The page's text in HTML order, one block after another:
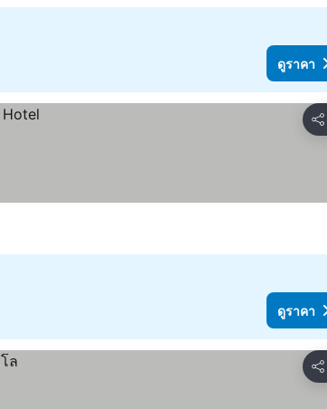
ดูราคา
แชร์
ดูราคา
แชร์